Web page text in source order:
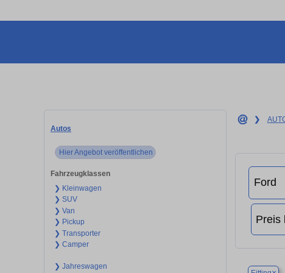
Autos
Hier Angebot veröffentlichen
Fahrzeugklassen
❯ Kleinwagen
❯ SUV
❯ Van
❯ Pickup
❯ Transporter
❯ Camper
❯ Jahreswagen
❯